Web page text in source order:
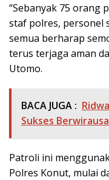
“Sebanyak 75 orang
staf polres, personel
semua berharap
terus terjaga aman
Utomo.
BACA JUGA :
Sukses
Patroli ini
Polres Konut, mulai